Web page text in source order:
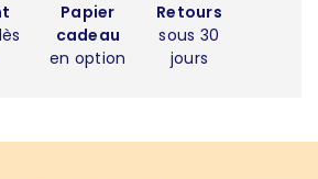
Papier
cadeau
en option
Retours
sous 30
jours